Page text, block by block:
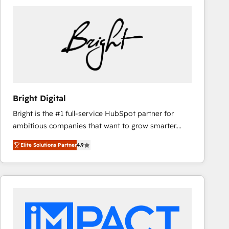
Bright Digital
Bright is the #1 full-service HubSpot partner for
ambitious companies that want to grow smarter.
From HubSpot onboarding, to training, from
developing a new website to lead generation and
digital marketing; we do it all (and with great
results)! In short, our services include: - HubSpot
integrations - Marketing & sales solutions: digital
marketing, advertising, campaigns, content and
Elite Solutions Partner4.9